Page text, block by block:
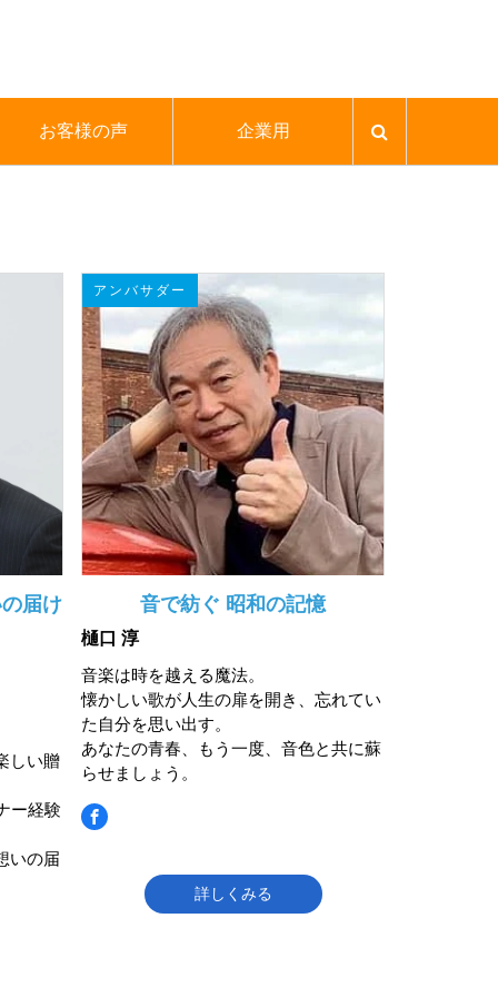
お客様の声 企業用
届け
しい贈
ー経験
いの届
アンバサダー
音で紡ぐ 昭和の記憶
樋口 淳
音楽は時を越える魔法。
懐かしい歌が人生の扉を開き、忘れてい
た自分を思い出す。
あなたの青春、もう一度、音色と共に蘇
らせましょう。
詳しくみる